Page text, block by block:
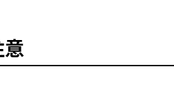
意